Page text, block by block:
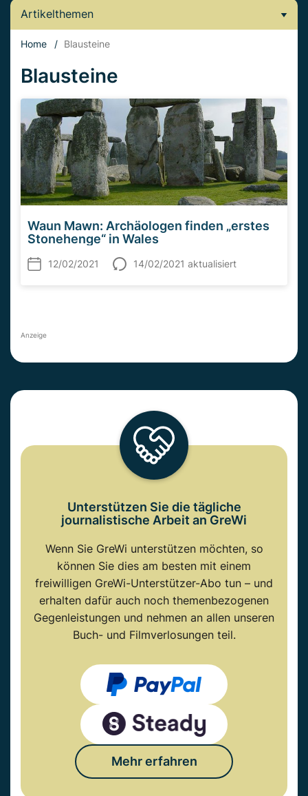
Artikelthemen
Home / Blausteine
Blausteine
Waun Mawn: Archäologen finden „erstes
Stonehenge“ in Wales
12/02/2021 14/02/2021 aktualisiert
Anzeige
Unterstützen Sie die tägliche
journalistische Arbeit an GreWi
Wenn Sie GreWi unterstützen möchten, so
können Sie dies am besten mit einem
freiwilligen GreWi-Unterstützer-Abo tun – und
erhalten dafür auch noch themenbezogenen
Gegenleistungen und nehmen an allen unseren
Buch- und Filmverlosungen teil.
Mehr erfahren